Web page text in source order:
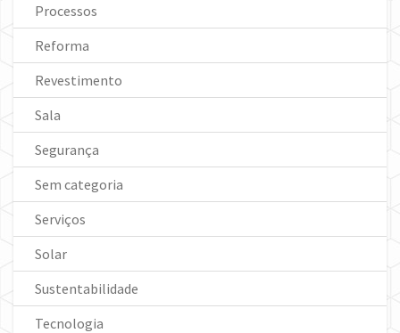
Processos
Reforma
Revestimento
Sala
Segurança
Sem categoria
Serviços
Solar
Sustentabilidade
Tecnologia